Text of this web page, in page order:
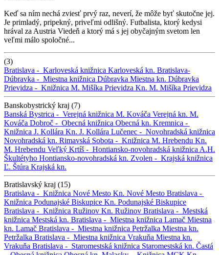
Keď sa ním nechá zviesť prvý raz, neverí, že môže byť skutočne jej.
Je primladý, pripekný, priveľmi odlišný. Futbalista, ktorý kedysi
hrával za Austria Viedeň a ktorý má s jej obyčajným svetom len
veľmi málo spoločné...
(3)
Bratislava - Karloveská knižnica Karloveská kn. Bratislava-
Dúbravka - Miestna knižnica Dúbravka Miestna kn. Dúbravka
Prievidza - Knižnica M. Mišíka Prievidza Kn. M. Mišíka Prievidza
Banskobystrický kraj (7)
Banská Bystrica - Verejná knižnica M. Kováča Verejná kn. M.
Kováča Dobroč - Obecná knižnica Obecná kn. Kremnica -
Knižnica J. Kollára Kn. J. Kollára Lučenec - Novohradská knižnica
Novohradská kn. Rimavská Sobota - Knižnica M. Hrebendu Kn.
M. Hrebendu Veľký Krtíš - Hontiansko-novohradská knižnica A.H.
Škultétyho Hontiansko-novohradská kn. Zvolen - Krajská knižnica
Ľ. Štúra Krajská kn.
Bratislavský kraj (15)
Bratislava - Knižnica Nové Mesto Kn. Nové Mesto Bratislava -
Knižnica Podunajské Biskupice Kn. Podunajské Biskupice
Bratislava - Knižnica Ružinov Kn. Ružinov Bratislava - Mestská
knižnica Mestská kn. Bratislava - Miestna knižnica Lamač Miestna
kn. Lamač Bratislava - Miestna knižnica Petržalka Miestna kn.
Petržalka Bratislava - Miestna knižnica Vrakuňa Miestna kn.
Vrakuňa Bratislava - Staromestská knižnica Staromestská kn. Častá